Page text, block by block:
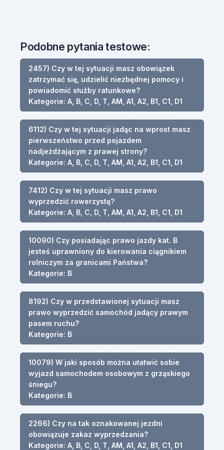
Podobne pytania testowe:
2457) Czy w tej sytuacji masz obowiązek
zatrzymać się, udzielić niezbędnej pomocy i
powiadomić służby ratunkowe?
Kategorie: A, B, C, D, T, AM, A1, A2, B1, C1, D1
6112) Czy w tej sytuacji jadąc na wprost masz
pierwszeństwo przed pojazdem
nadjeżdżającym z prawej strony?
Kategorie: A, B, C, D, T, AM, A1, A2, B1, C1, D1
7412) Czy w tej sytuacji masz prawo
wyprzedzić rowerzystę?
Kategorie: A, B, C, D, T, AM, A1, A2, B1, C1, D1
10090) Czy posiadając prawo jazdy kat. B
jesteś uprawniony do kierowania ciągnikiem
rolniczym za granicami Państwa?
Kategorie: B
8192) Czy w przedstawionej sytuacji masz
prawo wyprzedzić samochód jadący prawym
pasem ruchu?
Kategorie: B
10079) W jaki sposób można ułatwić sobie
wyjazd samochodem osobowym z grząskiego
śniegu?
Kategorie: B
2266) Czy na tak oznakowanej jezdni
obowiązuje zakaz wyprzedzania?
Kategorie: A, B, C, D, T, AM, A1, A2, B1, C1, D1